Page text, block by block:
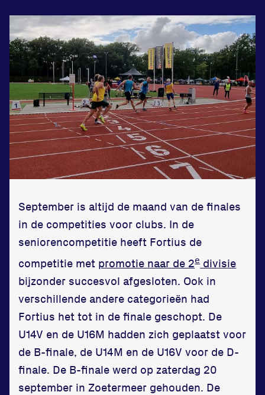
Running
Zet een personal record
in onze gym
Fitness
Updates
Atleten
Vereniging
Contact
September is altijd de maand van de finales
in de competities voor clubs. In de
seniorencompetitie heeft Fortius de
competitie met promotie naar de 2edivisie
bijzonder succesvol afgesloten. Ook in
verschillende andere categorieën had
Fortius het tot in de finale geschopt. De
U14V en de U16M hadden zich geplaatst voor
de B-finale, de U14M en de U16V voor de D-
finale. De B-finale werd op zaterdag 20
september in Zoetermeer gehouden. De